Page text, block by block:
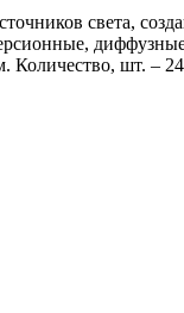
света,
Количество, шт. –